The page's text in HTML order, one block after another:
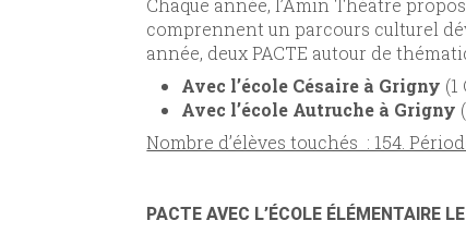
Chaque année, l’Amin Théâtre
comprennent un parcours culturel
année, deux PACTE autour de
Avec l’école Césaire à Grigny
Avec l’école Autruche à Grigny
Nombre d’élèves touchés : 154.
PACTE AVEC L’ÉCOLE ÉLÉMENTAIRE